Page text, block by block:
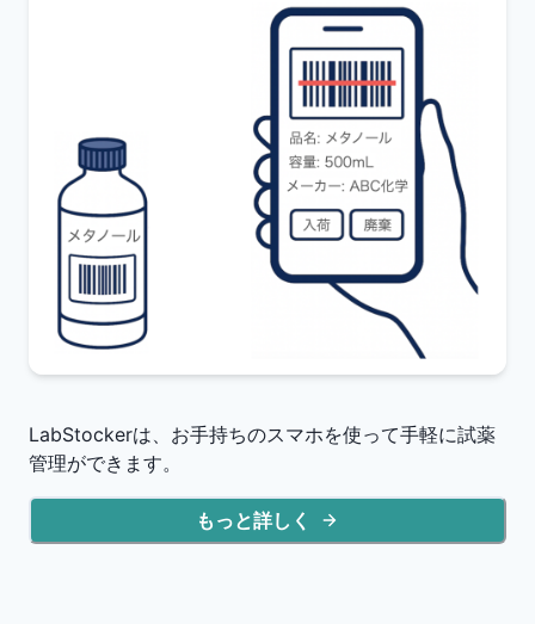
LabStockerは、お手持ちのスマホを使って手軽に試薬
管理ができます。
もっと詳しく